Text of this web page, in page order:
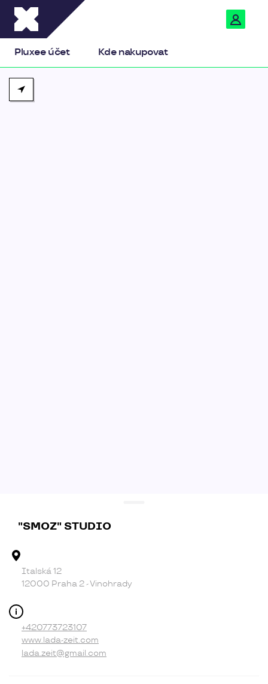
Pluxee účet Kde nakupovat
"SMOZ" STUDIO
Italská 12
12000 Praha 2 - Vinohrady
+420773723107
www.lada-zeit.com
lada.zeit@gmail.com